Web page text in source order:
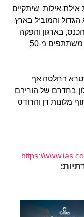
מתחדשות אילת-אילות, שיתקיים
ה 27-29 בנובמבר 2012, הוא הגדול והמוביל בארץ
בארגון והפקה
של חברת ארטרא, עתיד לכלול כ-1,200 משתתפים מ-50
החלטה אף
בחדרם של הוריהם
מלונות דן והרודס
https://